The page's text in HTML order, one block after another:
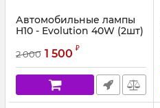
Автомобильные лампы
H10 - Evolution 40W (2шт)
2 000 1 500 ₽